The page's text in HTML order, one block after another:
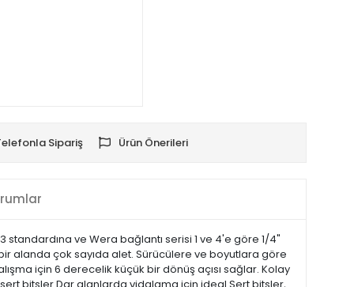
Sipariş Ürün Önerileri
standardına ve Wera bağlantı serisi 1 ve 4'e göre 1/4"
alanda çok sayıda alet. Sürücülere ve boyutlara göre
için 6 derecelik küçük bir dönüş açısı sağlar. Kolay